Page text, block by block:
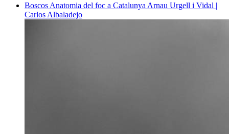
Boscos Anatomia del foc a Catalunya Arnau Urgell i Vidal |
Carlos Albaladejo